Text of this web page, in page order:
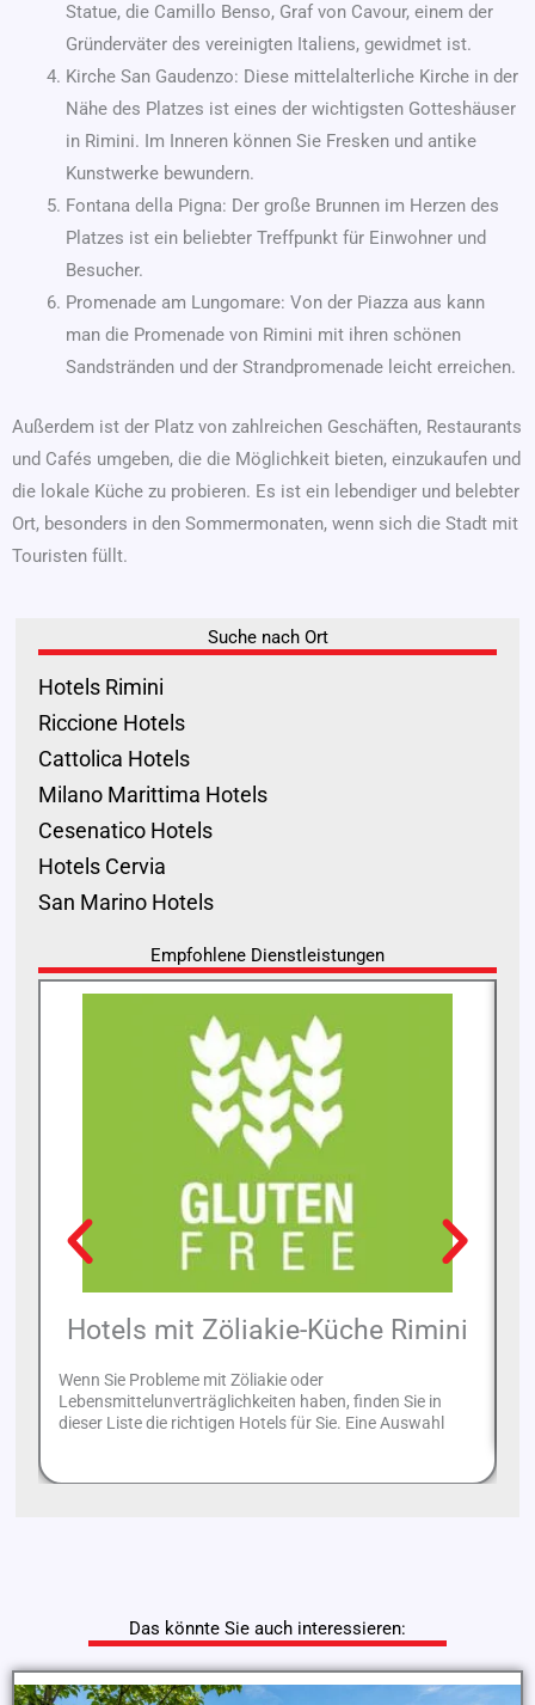
Statue, die Camillo Benso, Graf von Cavour, einem der
Gründerväter des vereinigten Italiens, gewidmet ist.
Kirche San Gaudenzo: Diese mittelalterliche Kirche in der
Nähe des Platzes ist eines der wichtigsten Gotteshäuser
in Rimini. Im Inneren können Sie Fresken und antike
Kunstwerke bewundern.
Fontana della Pigna: Der große Brunnen im Herzen des
Platzes ist ein beliebter Treffpunkt für Einwohner und
Besucher.
Promenade am Lungomare: Von der Piazza aus kann
man die Promenade von Rimini mit ihren schönen
Sandstränden und der Strandpromenade leicht erreichen.
Außerdem ist der Platz von zahlreichen Geschäften, Restaurants
und Cafés umgeben, die die Möglichkeit bieten, einzukaufen und
die lokale Küche zu probieren. Es ist ein lebendiger und belebter
Ort, besonders in den Sommermonaten, wenn sich die Stadt mit
Touristen füllt.
Suche nach Ort
Hotels Rimini
Riccione Hotels
Cattolica Hotels
Milano Marittima Hotels
Cesenatico Hotels
Hotels Cervia
San Marino Hotels
Empfohlene Dienstleistungen
Hotels mit Zöliakie-Küche Rimini
Wenn Sie Probleme mit Zöliakie oder
Lebensmittelunverträglichkeiten haben, finden Sie in
dieser Liste die richtigen Hotels für Sie. Eine Auswahl
Das könnte Sie auch interessieren: